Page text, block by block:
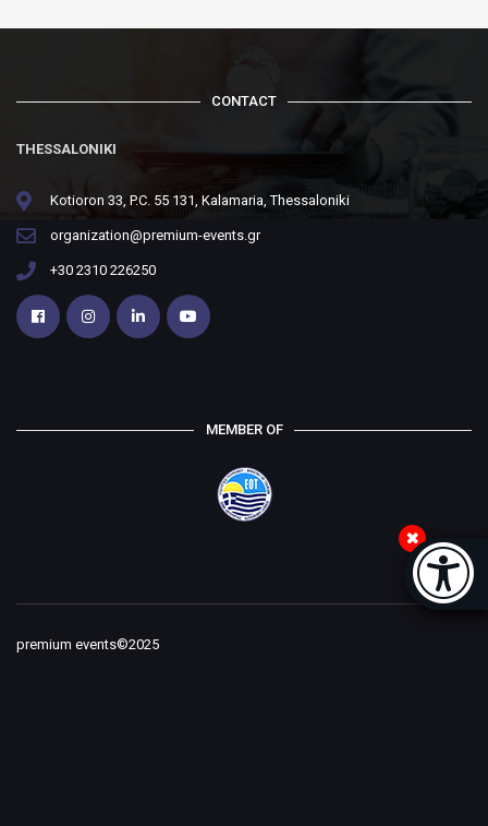
CONTACT
THESSALONIKI
Kotioron 33, P.C. 55 131, Kalamaria, Thessaloniki
organization@premium-events.gr
+30 2310 226250
MEMBER OF
premium events©2025